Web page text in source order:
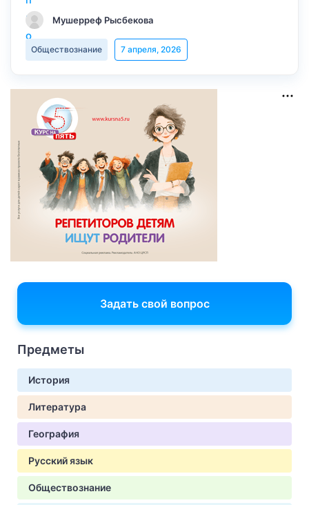
Мушерреф Рысбекова
Обществознание 7 апреля, 2026
Задать свой вопрос
Предметы
История
Литература
География
Русский язык
Обществознание